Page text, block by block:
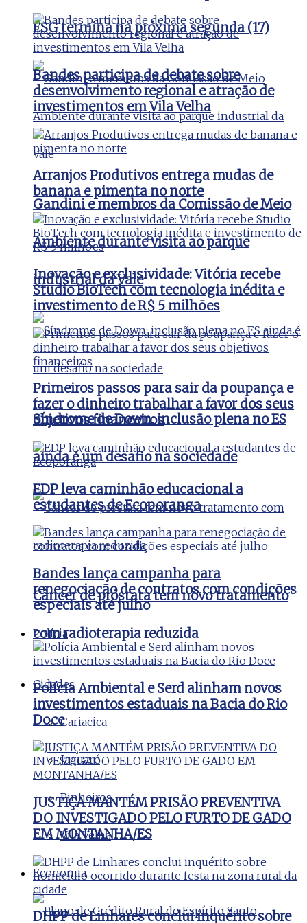
ESG termina na próxima segunda (17)
Gandini e membros da Comissão de Meio
Ambiente durante visita ao parque
industrial da Vale
Síndrome de Down: inclusão plena no ES
ainda é um desafio na sociedade
Câncer de próstata tem novo tratamento
com radioterapia reduzida
Cidades
Cariacica
Jaguaré
Pinheiros
Vila Velha
Economia
Bandes participa de debate sobre
desenvolvimento regional e atração de
investimentos em Vila Velha
Arranjos Produtivos entrega mudas de
banana e pimenta no norte
Inovação e exclusividade: Vitória recebe
Studio BioTech com tecnologia inédita e
investimento de R$ 5 milhões
Primeiros passos para sair da poupança e
fazer o dinheiro trabalhar a favor dos seus
objetivos financeiros
EDP leva caminhão educacional a
estudantes de Ecoporanga
Bandes lança campanha para
renegociação de contratos com condições
especiais até julho
Polícia
Polícia Ambiental e Serd alinham novos
investimentos estaduais na Bacia do Rio
Doce
JUSTIÇA MANTÉM PRISÃO PREVENTIVA
DO INVESTIGADO PELO FURTO DE GADO
EM MONTANHA/ES
DHPP de Linhares conclui inquérito sobre